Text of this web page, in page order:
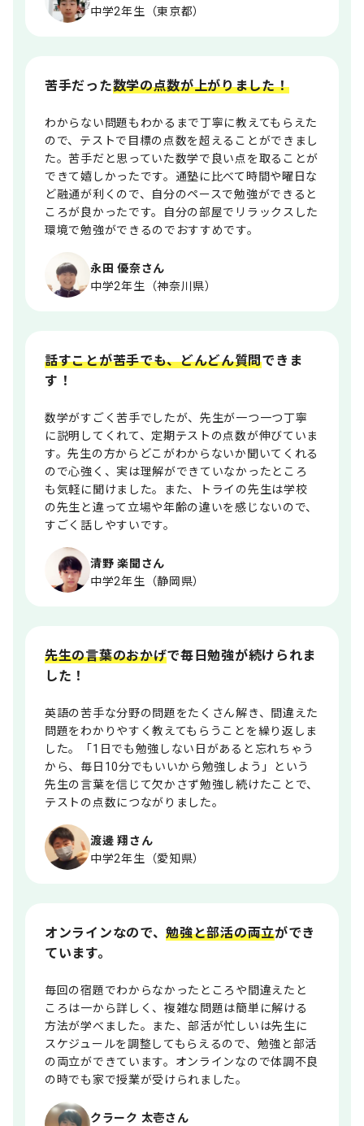
中学2年生（東京都）
永田 優奈さん
中学2年生（神奈川県）
苦手だった数学の点数が上がりました！
わからない問題もわかるまで丁寧に教えてもらえた
ので、テストで目標の点数を超えることができまし
た。苦手だと思っていた数学で良い点を取ることが
できて嬉しかったです。通塾に比べて時間や曜日な
ど融通が利くので、自分のペースで勉強ができると
ころが良かったです。自分の部屋でリラックスした
環境で勉強ができるのでおすすめです。
清野 楽聞さん
中学2年生（静岡県）
話すことが苦手でも、どんどん質問できま
す！
数学がすごく苦手でしたが、先生が一つ一つ丁寧
に説明してくれて、定期テストの点数が伸びていま
す。先生の方からどこがわからないか聞いてくれる
ので心強く、実は理解ができていなかったところ
も気軽に聞けました。また、トライの先生は学校
の先生と違って立場や年齢の違いを感じないので、
すごく話しやすいです。
渡邊 翔さん
中学2年生（愛知県）
先生の言葉のおかげで毎日勉強が続けられま
した！
英語の苦手な分野の問題をたくさん解き、間違えた
問題をわかりやすく教えてもらうことを繰り返しま
した。「1日でも勉強しない日があると忘れちゃう
から、毎日10分でもいいから勉強しよう」という
先生の言葉を信じて欠かさず勉強し続けたことで、
テストの点数につながりました。
クラーク 太壱さん
オンラインなので、勉強と部活の両立ができ
ています。
毎回の宿題でわからなかったところや間違えたと
ころは一から詳しく、複雑な問題は簡単に解ける
方法が学べました。また、部活が忙しいは先生に
スケジュールを調整してもらえるので、勉強と部活
の両立ができています。オンラインなので体調不良
の時でも家で授業が受けられました。